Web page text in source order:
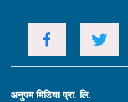
अनुपम मिडिया प्रा. लि.